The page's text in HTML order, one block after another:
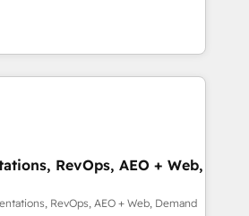
する組織への移行を設計・実装。
HubSpotと連携させ、役割定義・
定着までPMOとして主導。「設
行します。 ▸ CMS戦略設
・CVR・SEOを前提にした情報設
レート設計をContent Hubで一体
Our unified ecosystem
divisions Globalia (AI &
Success Media (Paid Media),
home for all three brands. 🔄
powered by Globalia’s
adoption. 📈 Revenue
via Point Success Media. -
RevOps, AEO + Web,
RevOps, AEO + Web, Demand